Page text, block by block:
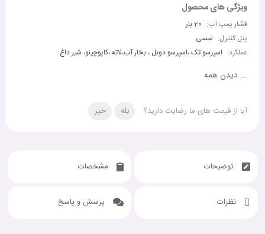
ویژگی های محصول
فشار پمپ آب:
پنل کنترل: لمسی
عملکرد: اسپرسو تک ،اسپرسو دوبل ، بخار آب،لاته ،کاپوچینو، شیر داغ
... دیدن همه
آیا از قیمت های ما رضایت دارید؟ بله خیر
توضیحات مشخصات
نظرات پرسش و پاسخ